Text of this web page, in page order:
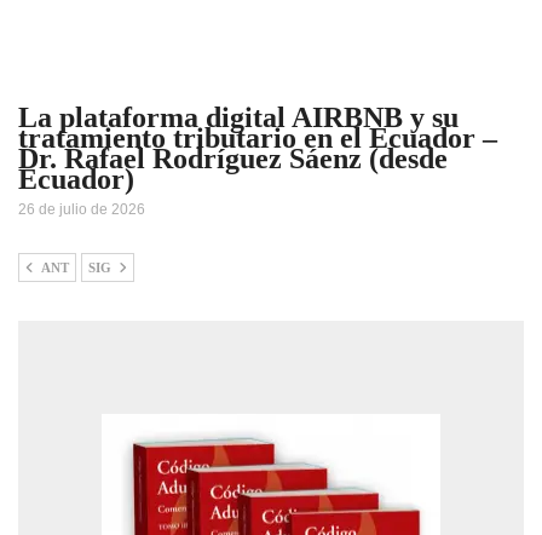
La plataforma digital AIRBNB y su
tratamiento tributario en el Ecuador –
Dr. Rafael Rodríguez Sáenz (desde
Ecuador)
26 de julio de 2026
ANT SIG